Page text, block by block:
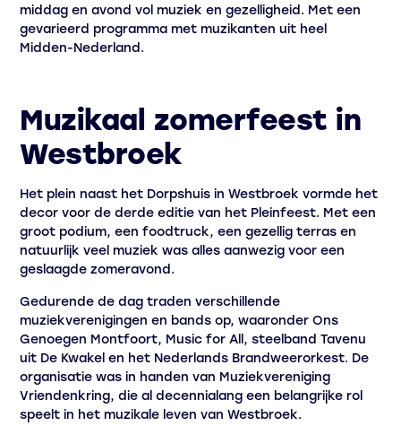
middag en avond vol muziek en gezelligheid. Met een
gevarieerd programma met muzikanten uit heel
Midden-Nederland.
Muzikaal zomerfeest in
Westbroek
Het plein naast het Dorpshuis in Westbroek vormde het
decor voor de derde editie van het Pleinfeest. Met een
groot podium, een foodtruck, een gezellig terras en
natuurlijk veel muziek was alles aanwezig voor een
geslaagde zomeravond.
Gedurende de dag traden verschillende
muziekverenigingen en bands op, waaronder Ons
Genoegen Montfoort, Music for All, steelband Tavenu
uit De Kwakel en het Nederlands Brandweerorkest. De
organisatie was in handen van Muziekvereniging
Vriendenkring, die al decennialang een belangrijke rol
speelt in het muzikale leven van Westbroek.